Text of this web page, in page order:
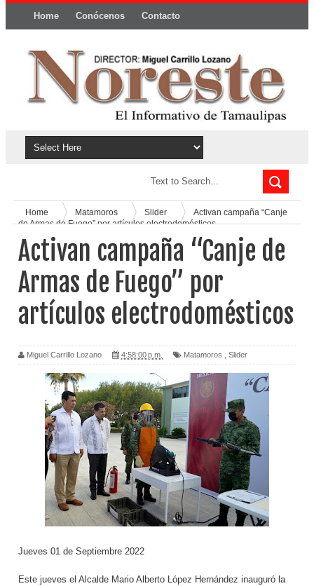
Home Conócenos Contacto
Home Matamoros Slider
Activan campaña “Canje
de Armas de Fuego” por artículos electrodomésticos
Activan campaña “Canje de
Armas de Fuego” por
artículos electrodomésticos
Miguel Carrillo Lozano 4:58:00 p.m. Matamoros Slider
Jueves 01 de Septiembre 2022
Este jueves el Alcalde Mario Alberto López Hernández inauguró la